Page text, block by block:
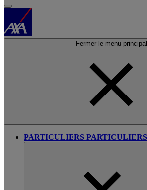
Fermer le menu principal
PARTICULIERS PARTICULIERS